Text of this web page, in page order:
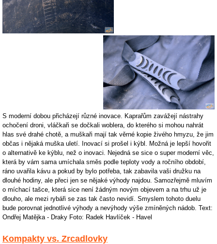
S moderní dobou přicházejí různé inovace. Kaprařům zavážejí nástrahy
ochočení droni, vláčkaři se dočkali woblera, do kterého si mohou nahrát
hlas své drahé chotě, a muškaři mají tak věrné kopie živého hmyzu, že jim
občas i nějaká muška uletí. Inovací si prošel i kýbl. Možná je lepší hovořit
o alternativě ke kýblu, než o inovaci. Nejedná se sice o super moderní věc,
která by vám sama umíchala směs podle teploty vody a ročního období,
ráno uvařila kávu a pokud by bylo potřeba, tak zabavila vaši družku na
dlouhé hodiny, ale přeci jen se nějaké výhody najdou. Samozřejmě mluvím
o míchací tašce, která sice není žádným novým objevem a na trhu už je
dlouho, ale mezi rybáři se zas tak často nevidí. Smyslem tohoto duelu
bude porovnat jednotlivé výhody a nevýhody výše zmíněných nádob. Text:
Ondřej Matějka - Draky Foto: Radek Havlíček - Havel
Kompakty vs. Zrcadlovky